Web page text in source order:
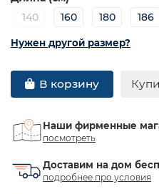
140
160 180 186
Нужен другой размер?
В корзину
Наши фирменные
посмотреть
Доставим на дом
подробнее про условия